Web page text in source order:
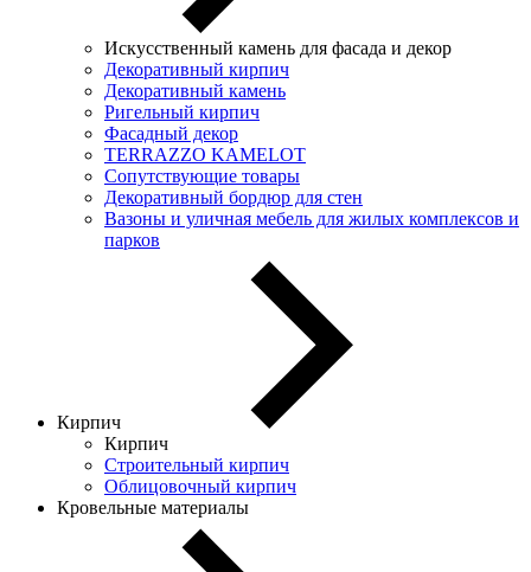
Искусственный камень для фасада и декор
Декоративный кирпич
Декоративный камень
Ригельный кирпич
Фасадный декор
TERRAZZO KAMELOT
Сопутствующие товары
Декоративный бордюр для стен
Вазоны и уличная мебель для жилых комплексов и
парков
Кирпич
Кирпич
Строительный кирпич
Облицовочный кирпич
Кровельные материалы